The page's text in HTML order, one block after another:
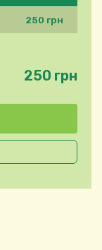
250 грн
250 грн